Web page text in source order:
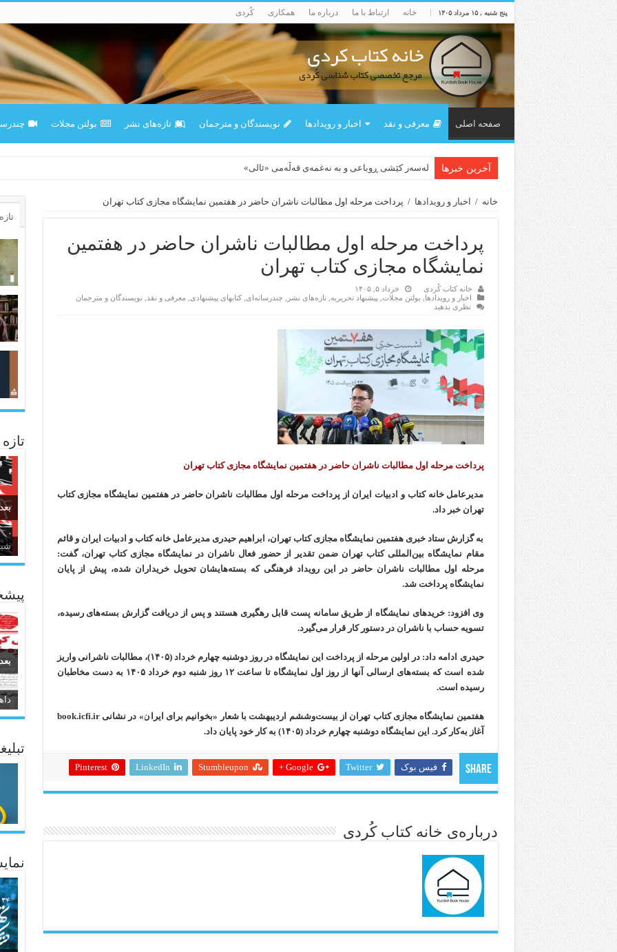
پنج شنبه , ۱۵ مرداد ۱۴۰۵ خانه ارتباط با ما درباره ما همکاری کُردی
صفحه اصلی معرفی و نقد اخبار و رویدادها نویسندگان و مترجمان تازەهای نشر بولتن مجلات
آخرین خبرها لەسەر کێشی ڕوباعی و به نەغمەی قەڵەمی «ئالی»
خانه / اخبار و رویدادها / پرداخت مرحله اول مطالبات ناشران حاضر در هفتمین نمایشگاه مجازی کتاب تهران
پرداخت مرحله اول مطالبات ناشران حاضر در هفتمین
نمایشگاه مجازی کتاب تهران
خانه کتاب کُردی
خرداد ۵, ۱۴۰۵
اخبار و رویدادها
بولتن مجلات پیشنهاد تحریریه ,تازەهای نشر چندرسانه‌ای ,کتابهای پیشنهادی معرفی و نقد
نویسندگان و مترجمان
نظری بدهید
پرداخت مرحله اول مطالبات ناشران حاضر در هفتمین نمایشگاه مجازی کتاب تهران
مدیرعامل خانه کتاب و ادبیات ایران از پرداخت مرحله اول مطالبات ناشران حاضر در هفتمین نمایشگاه مجازی کتاب
تهران خبر داد.
به گزارش ستاد خبری هفتمین نمایشگاه مجازی کتاب تهران، ابراهیم حیدری مدیرعامل خانه کتاب و ادبیات ایران و قائم
مقام نمایشگاه بین‌المللی کتاب تهران ضمن تقدیر از حضور فعال ناشران در نمایشگاه مجازی کتاب تهران، گفت:
مرحله اول مطالبات ناشران حاضر در این رویداد فرهنگی که بسته‌هایشان تحویل خریداران شده، پیش از پایان
نمایشگاه پرداخت شد.
وی افزود: خریدهای نمایشگاه از طریق سامانه پست قابل رهگیری هستند و پس از دریافت گزارش بسته‌های رسیده،
تسویه حساب با ناشران در دستور کار قرار می‌گیرد.
حیدری ادامه داد: در اولین مرحله از پرداخت این نمایشگاه در روز دوشنبه چهارم خرداد (۱۴۰۵)، مطالبات ناشرانی واریز
شده است که بسته‌های ارسالی آنها از روز اول نمایشگاه تا ساعت ۱۲ روز شنبه دوم خرداد ۱۴۰۵ به دست مخاطبان
رسیده است.
هفتمين نمايشگاه مجازی كتاب تهران از بيست‌وششم ارديبهشت با شعار «بخوانيم برای ايران» در نشانی book.icfi.ir
آغاز به‌کار کرد. این نمایشگاه دوشنبه چهارم خرداد (۱۴۰۵) به کار خود پایان داد.
Share فیس بوک Twitter
Google +
Stumbleupon
LinkedIn
Pinterest
درباره‌ی خانه کتاب کُردی